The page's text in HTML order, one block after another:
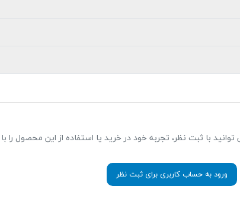
با ثبت نظر، تجربه خود در خرید یا استفاده از این محصول را با
ورود به حساب کاربری برای ثبت نظر